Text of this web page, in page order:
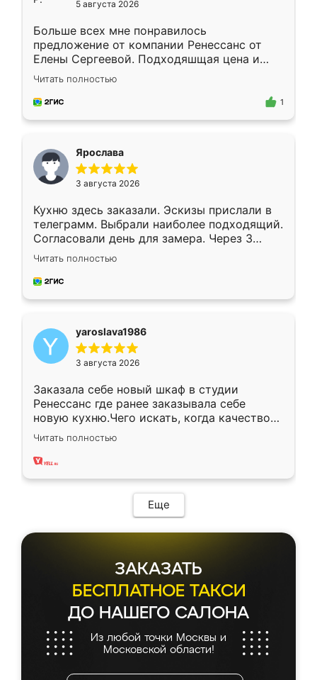
5 августа 2026
Больше всех мне понравилось
предложение от компании Ренессанс от
Елены Сергеевой. Подходяшщая цена и
короткие сроки изготовления. Приехавший
для замера сотрудник Владислав
предложил по моему эскизу самый
Читать полностью
1
Ярослава
3 августа 2026
Кухню здесь заказали. Эскизы прислали в
телеграмм. Выбрали наиболее подходящий.
Согласовали день для замера. Через 3
недели кухня была уже готова. Остались
довольны работой. Спасибо Ренессанс
мебель за качественную работу!
Читать полностью
yaroslava1986
3 августа 2026
Заказала себе новый шкаф в студии
Ренессанс где ранее заказывала себе
новую кухню.Чего искать, когда качеством
вполне довольна. Служит кухня уже почти
два года, нареканий нет.
Читать полностью
Еще
ЗАКАЗАТЬ
БЕСПЛАТНОЕ ТАКСИ
ДО НАШЕГО САЛОНА
Из любой точки Москвы и
Московской области!